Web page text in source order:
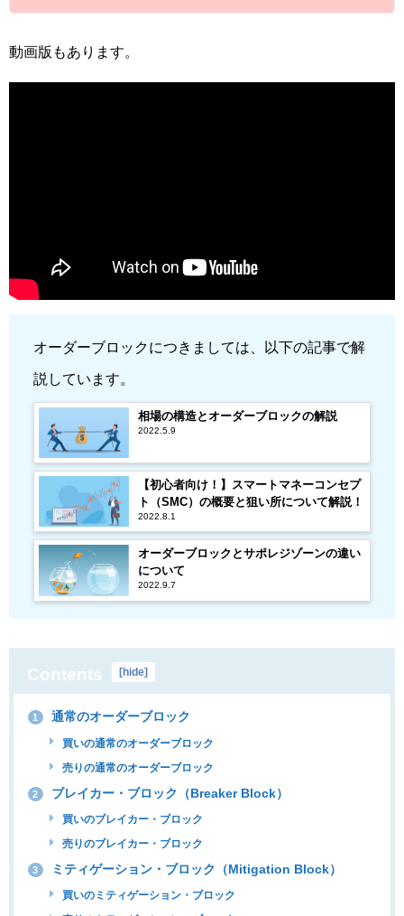
動画版もあります。
オーダーブロックにつきましては、以下の記事で解
説しています。
相場の構造とオーダーブロックの解説
2022.5.9
【初心者向け！】スマートマネーコンセプ
ト（SMC）の概要と狙い所について解説！
2022.8.1
オーダーブロックとサポレジゾーンの違い
について
2022.9.7
Contents [hide]
1 通常のオーダーブロック
買いの通常のオーダーブロック
売りの通常のオーダーブロック
2 ブレイカー・ブロック（Breaker Block）
買いのブレイカー・ブロック
売りのブレイカー・ブロック
3 ミティゲーション・ブロック（Mitigation Block）
買いのミティゲーション・ブロック